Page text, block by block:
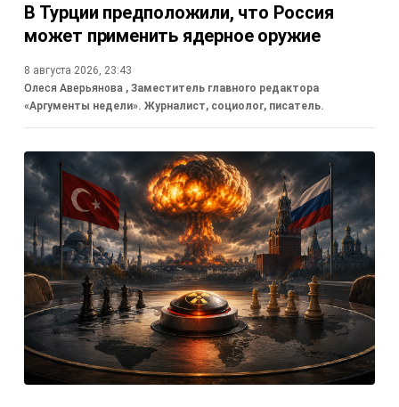
В Турции предположили, что Россия
может применить ядерное оружие
8 августа 2026, 23:43
Олеся Аверьянова , Заместитель главного редактора
«Аргументы недели». Журналист, социолог, писатель.